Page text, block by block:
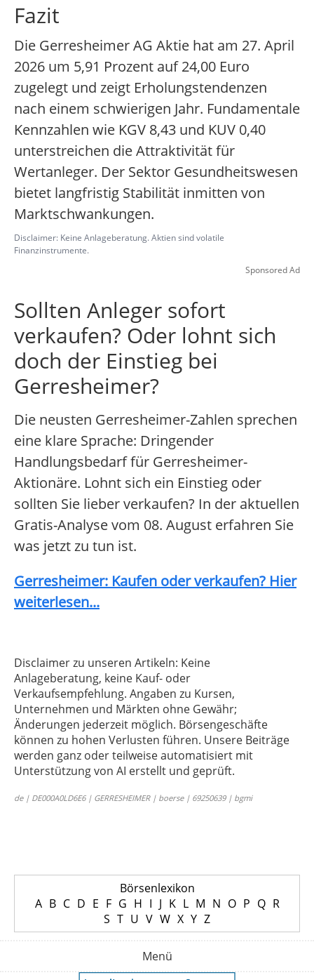
Fazit
Die Gerresheimer AG Aktie hat am 27. April
2026 um 5,91 Prozent auf 24,00 Euro
zugelegt und zeigt Erholungstendenzen
nach einem schwierigen Jahr. Fundamentale
Kennzahlen wie KGV 8,43 und KUV 0,40
unterstreichen die Attraktivität für
Wertanleger. Der Sektor Gesundheitswesen
bietet langfristig Stabilität inmitten von
Marktschwankungen.
Disclaimer: Keine Anlageberatung. Aktien sind volatile
Finanzinstrumente.
Sponsored Ad
Sollten Anleger sofort
verkaufen? Oder lohnt sich
doch der Einstieg bei
Gerresheimer?
Die neusten Gerresheimer-Zahlen sprechen
eine klare Sprache: Dringender
Handlungsbedarf für Gerresheimer-
Aktionäre. Lohnt sich ein Einstieg oder
sollten Sie lieber verkaufen? In der aktuellen
Gratis-Analyse vom 08. August erfahren Sie
was jetzt zu tun ist.
Gerresheimer: Kaufen oder verkaufen? Hier
weiterlesen...
Disclaimer zu unseren Artikeln: Keine
Anlageberatung, keine Kauf- oder
Verkaufsempfehlung. Angaben zu Kursen,
Unternehmen und Märkten ohne Gewähr;
Änderungen jederzeit möglich. Börsengeschäfte
können zu hohen Verlusten führen. Unsere Beiträge
werden ganz oder teilweise automatisiert mit
Unterstützung von AI erstellt und geprüft.
de | DE000A0LD6E6 | GERRESHEIMER | boerse | 69250639 | bgmi
Börsenlexikon
A B C D E F G H I J K L M N O P Q R
S T U V W X Y Z
Menü